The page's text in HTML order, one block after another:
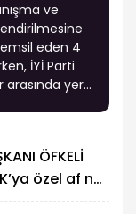
ve
eden 4
İYİ Parti
arasında yer
ÖFKELİ
özel af ne